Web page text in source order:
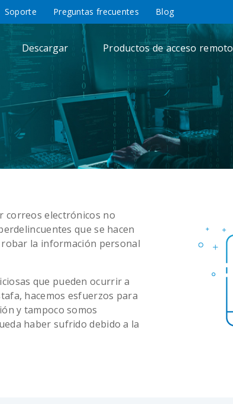
Soporte Preguntas frecuentes Blog
Descargar Productos de acceso remoto
correos electrónicos no
que se hacen
la información personal
que pueden ocurrir a
hacemos esfuerzos para
y tampoco somos
haber sufrido debido a la